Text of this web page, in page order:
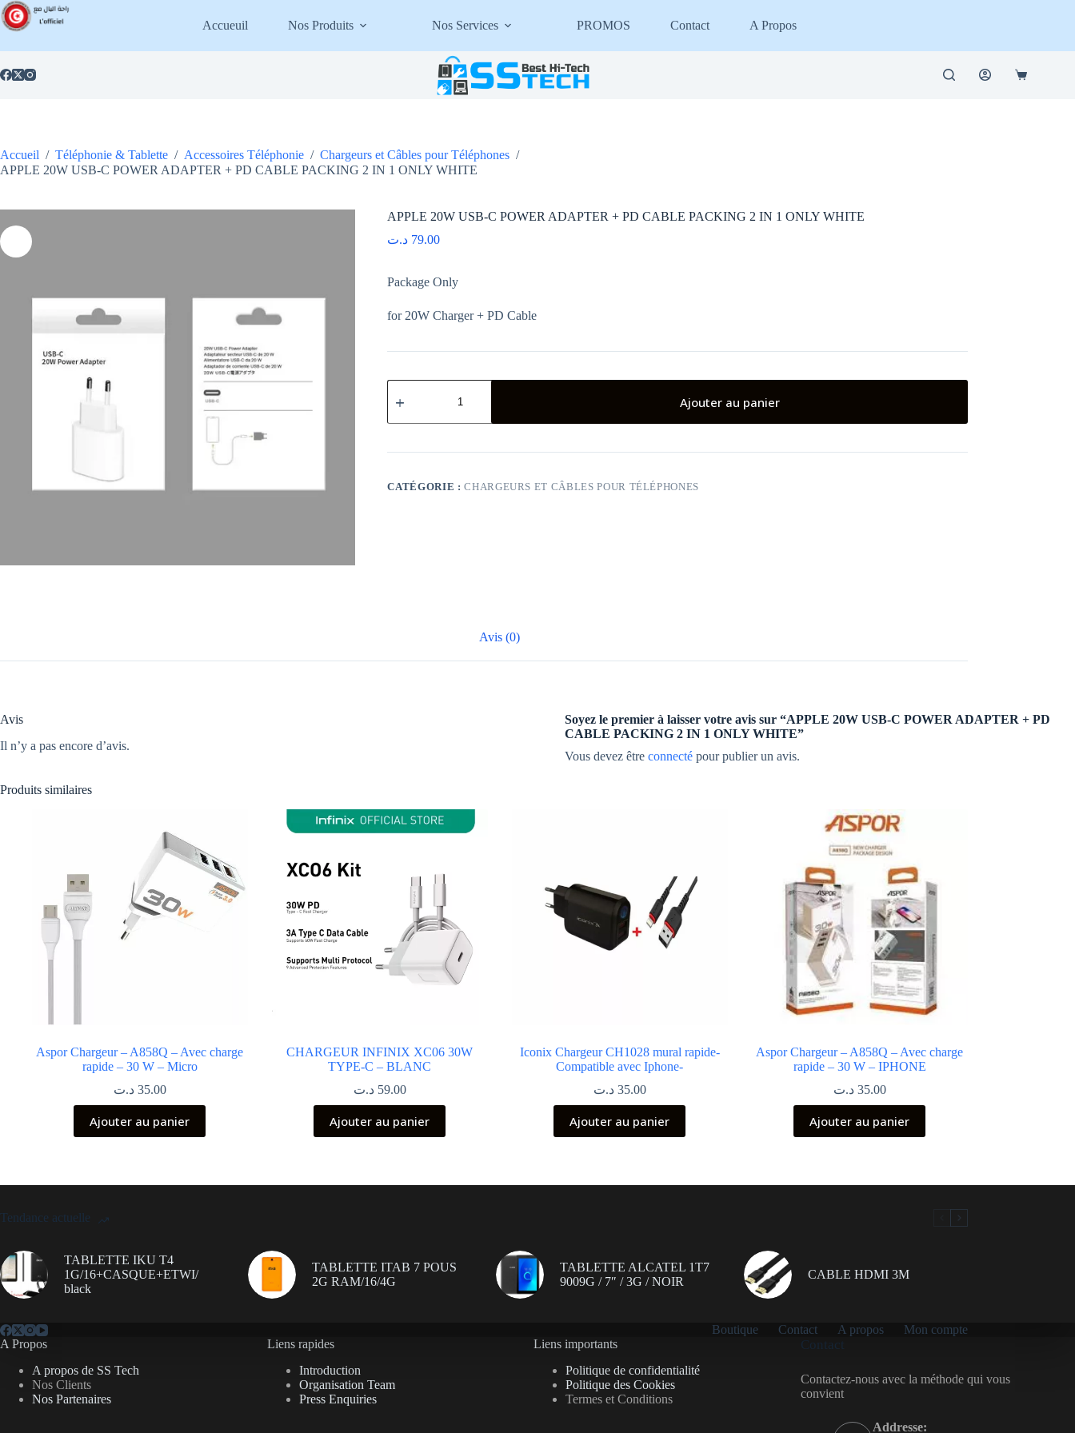
Passer
au
contenu
Accueuil Nos Produits Nos Services PROMOS Contact A Propos
Panier
Accueil / Téléphonie & Tablette / Accessoires Téléphonie / Chargeurs et Câbles pour Téléphones /
APPLE 20W USB-C POWER ADAPTER + PD CABLE PACKING 2 IN 1 ONLY WHITE
APPLE 20W USB-C POWER ADAPTER + PD CABLE PACKING 2 IN 1 ONLY WHITE
79.00 د.ت
Package Only
for 20W Charger + PD Cable
quantité
de
20W
C
ADAPTER
+
Ajouter au panier
CATÉGORIE :CHARGEURS ET CÂBLES POUR TÉLÉPHONES
Avis (0)
Avis
Il n’y a pas encore d’avis.
Soyez le premier à laisser votre avis sur “APPLE 20W USB-C POWER ADAPTER + PD
CABLE PACKING 2 IN 1 ONLY WHITE”
Vous devez être connectépour publier un avis.
Produits similaires
Aspor Chargeur – A858Q – Avec charge
rapide – 30 W – Micro
35.00 د.ت
Ajouter au panier
CHARGEUR INFINIX XC06 30W
TYPE-C – BLANC
59.00 د.ت
Ajouter au panier
Iconix Chargeur CH1028 mural rapide-
Compatible avec Iphone-
35.00 د.ت
Ajouter au panier
Aspor Chargeur – A858Q – Avec charge
rapide – 30 W – IPHONE
35.00 د.ت
Ajouter au panier
Tendance actuelle
TABLETTE IKU T4
1G/16+CASQUE+ETWI/
black
TABLETTE ITAB 7 POUS
2G RAM/16/4G
TABLETTE ALCATEL 1T7
9009G / 7″ / 3G / NOIR
CABLE HDMI 3M
Boutique Contact A propos
Mon compte
A Propos
A propos de SS Tech
Nos Clients
Nos Partenaires
Liens rapides
Introduction
Organisation Team
Press Enquiries
Liens importants
Politique de confidentialité
Politique des Cookies
Termes et Conditions
Contact
Contactez-nous avec la méthode qui vous
convient
Addresse: